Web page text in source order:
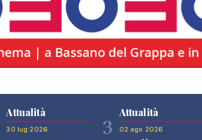
Attualità
30 lug 2026 3
Attualità
02 ago 2026